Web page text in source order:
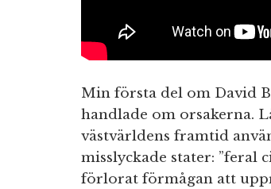
Min första del om David
handlade om orsakerna.
västvärldens framtid
misslyckade stater: ”feral
förlorat förmågan att